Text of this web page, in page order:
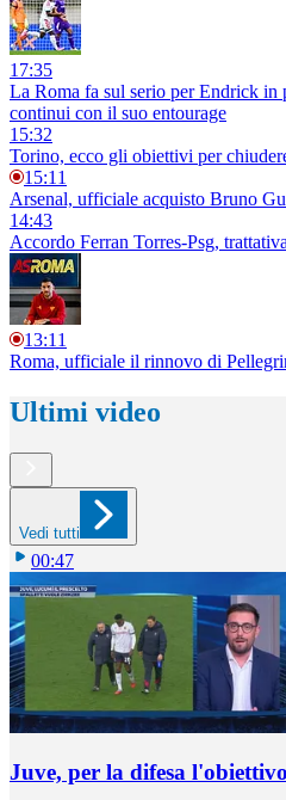
17:35
La Roma fa sul serio per Endrick in
continui con il suo entourage
15:32
Torino, ecco gli obiettivi per
15:11
Arsenal, ufficiale acquisto Bruno
14:43
Accordo Ferran Torres-Psg,
13:11
Roma, ufficiale il rinnovo di
Ultimi video
Vedi tutti
00:47
Juve, per la difesa